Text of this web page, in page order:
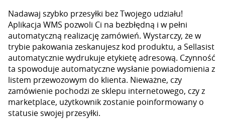
Nadawaj szybko przesyłki bez Twojego udziału!
Aplikacja WMS pozwoli Ci na bezbłędną i w pełni
automatyczną realizację zamówień. Wystarczy, że w
trybie pakowania zeskanujesz kod produktu, a Sellasist
automatycznie wydrukuje etykietę adresową. Czynność
ta spowoduje automatyczne wysłanie powiadomienia z
listem przewozowym do klienta. Nieważne, czy
zamówienie pochodzi ze sklepu internetowego, czy z
marketplace, użytkownik zostanie poinformowany o
statusie swojej przesyłki.